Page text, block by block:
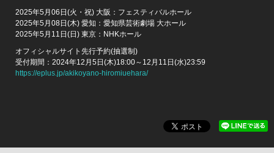
2025年5月06日(火・祝) 大阪：フェスティバルホール
2025年5月08日(木) 愛知：愛知県芸術劇場 大ホール
2025年5月11日(日) 東京：NHKホール
オフィシャルサイト先行予約(抽選制)
受付期間：2024年12月5日(木)18:00～12月11日(水)23:59
https://eplus.jp/akikoyano-hiromiuehara/